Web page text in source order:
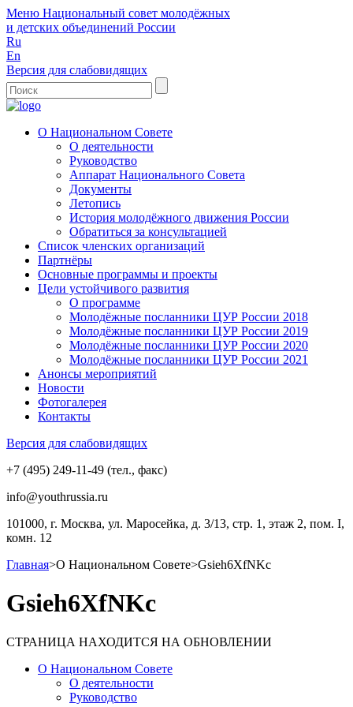
Меню Национальный совет молодёжных
и детских объединений России
Ru
En
Версия для слабовидящих
О Национальном Совете
О деятельности
Руководство
Аппарат Национального Совета
Документы
Летопись
История молодёжного движения России
Обратиться за консультацией
Список членских организаций
Партнёры
Основные программы и проекты
Цели устойчивого развития
О программе
Молодёжные посланники ЦУР России 2018
Молодёжные посланники ЦУР России 2019
Молодёжные посланники ЦУР России 2020
Молодёжные посланники ЦУР России 2021
Анонсы мероприятий
Новости
Фотогалерея
Контакты
Версия для слабовидящих
+7 (495) 249-11-49 (тел., факс)
info@youthrussia.ru
101000, г. Москва, ул. Маросейка, д. 3/13, стр. 1, этаж 2, пом. I,
комн. 12
Главная>О Национальном Совете>Gsieh6XfNKc
Gsieh6XfNKc
СТРАНИЦА НАХОДИТСЯ НА ОБНОВЛЕНИИ
О Национальном Совете
О деятельности
Руководство